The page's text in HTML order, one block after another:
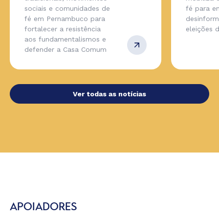
sociais e comunidades de
fé em Pernambuco para
fortalecer a resistência
aos fundamentalismos e
defender a Casa Comum
fé para
eleições
Ver todas as notícias
APOIADORES